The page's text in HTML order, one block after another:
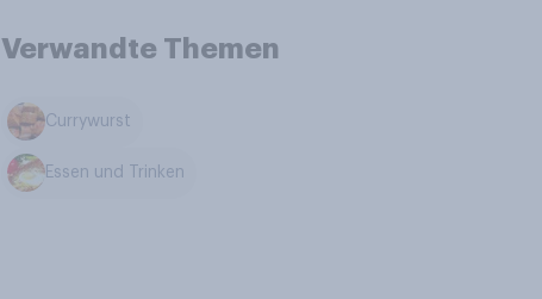
Verwandte Themen
Currywurst
Essen und Trinken